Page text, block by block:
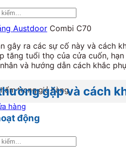
trong giỏ hàng.
hàng
Austdoor Combi C70
gây ra các sự cố này và cách
tăng tuổi thọ của cửa cuốn,
và hướng dẫn cách khắc
gặp và cách
động